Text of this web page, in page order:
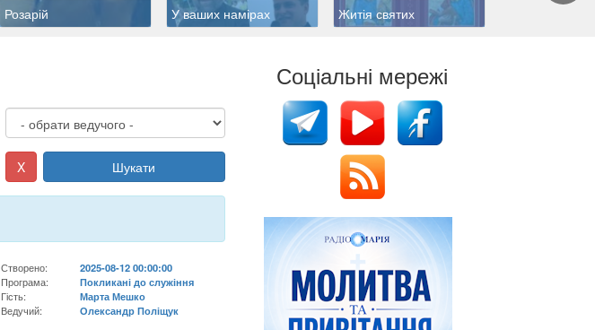
Розарій У ваших намірах Житія святих
X Шукати
Створено:
2025-08-12 00:00:00
Програма:
Покликані до служіння
Гість:
Марта Мешко
Ведучий:
Олександр Поліщук
Соціальні мережі